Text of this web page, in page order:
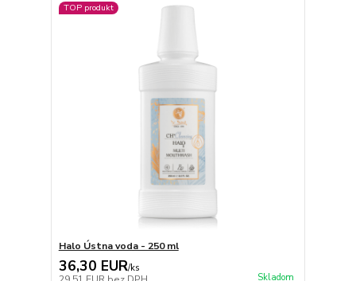
TOP produkt
Halo Ústna voda - 250 ml
36,30 EUR/ks
Skladom